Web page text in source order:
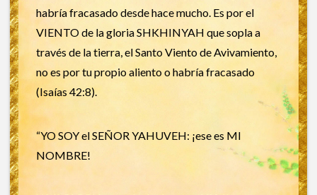
habría fracasado desde hace mucho. Es por el
VIENTO de la gloria SHKHINYAH que sopla a
través de la tierra, el Santo Viento de Avivamiento,
no es por tu propio aliento o habría fracasado
(Isaías 42:8).
“YO SOY el SEÑOR YAHUVEH: ¡ese es MI
NOMBRE!